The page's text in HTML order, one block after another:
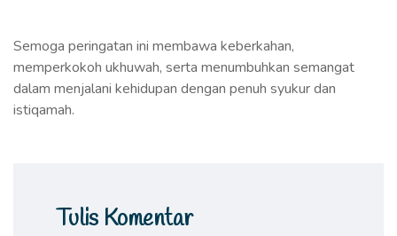
Semoga peringatan ini membawa keberkahan,
memperkokoh ukhuwah, serta menumbuhkan semangat
dalam menjalani kehidupan dengan penuh syukur dan
istiqamah.
Tulis Komentar